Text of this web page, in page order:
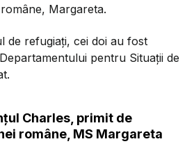
Margareta.
de refugiaţi, cei doi au fost
pentru Situaţii de
Charles, primit de
române, MS Margareta